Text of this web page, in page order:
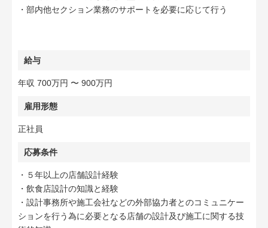
・部内他セクション業務のサポートを必要に応じて行う
給与
年収 700万円 〜 900万円
雇用形態
正社員
応募条件
・５年以上の店舗設計経験
・飲食店設計の知識と経験
・設計事務所や施工会社などの外部協力者とのコミュニケー
ションを行う為に必要となる店舗の設計及び施工に関する技